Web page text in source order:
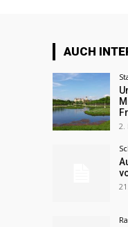
AUCH
2.